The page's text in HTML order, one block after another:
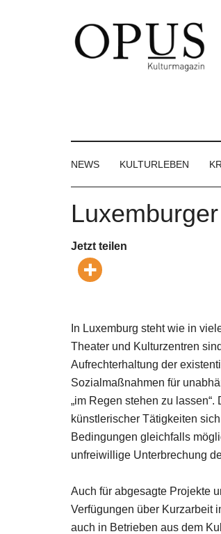
Großregion
NEWS KULTURLEBEN
Jetzt teilen
In Luxemburg steht wie in
Theater und Kulturzentren
Aufrechterhaltung der
Sozialmaßnahmen für
„im Regen stehen zu
künstlerischer Tätigkeiten
Bedingungen gleichfalls
unfreiwillige Unterbrechung
Auch für abgesagte Projekte
Verfügungen über Kurzarbeit
auch in Betrieben aus dem